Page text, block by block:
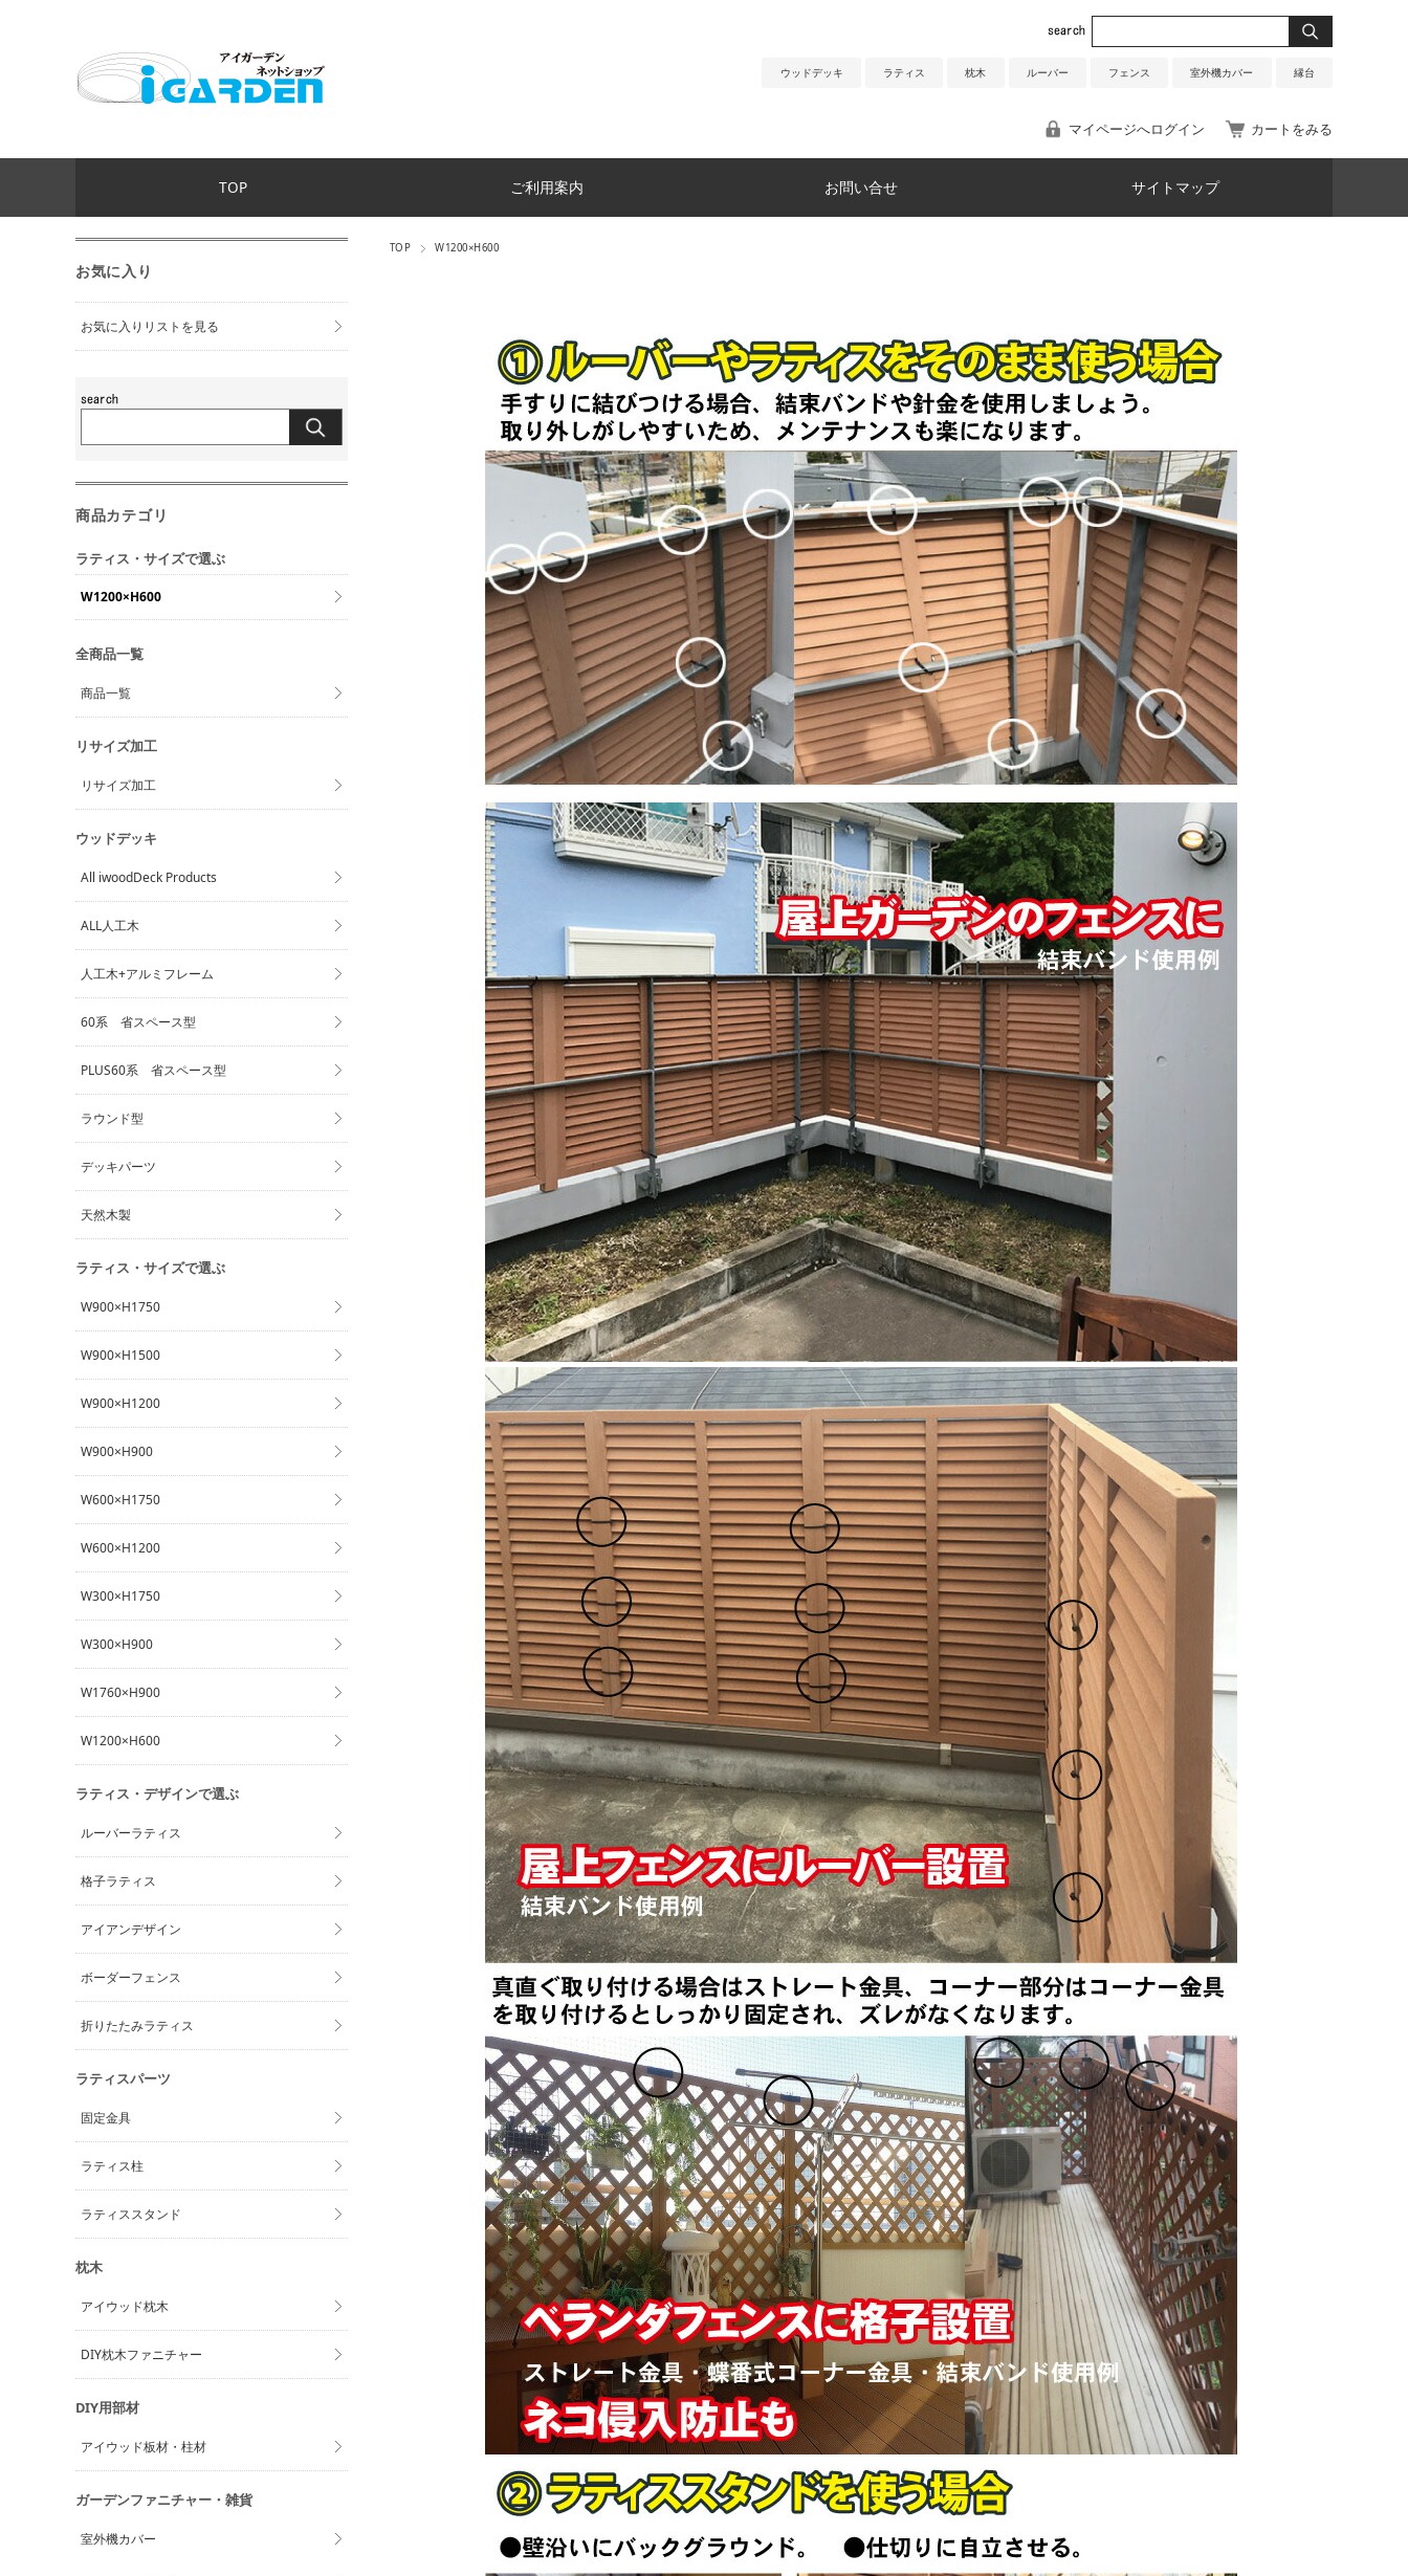
ウッドデッキ ラティス 枕木 ルーバー フェンス 室外機カバー 縁台
マイページへログイン カートをみる
TOP ご利用案内 お問い合せ サイトマップ
TOP W1200×H600
お気に入り
お気に入りリストを見る
商品カテゴリ
ラティス・サイズで選ぶ
W1200×H600
全商品一覧
商品一覧
リサイズ加工
リサイズ加工
ウッドデッキ
All iwoodDeck Products
ALL人工木
人工木+アルミフレーム
60系 省スペース型
PLUS60系 省スペース型
ラウンド型
デッキパーツ
天然木製
ラティス・サイズで選ぶ
W900×H1750
W900×H1500
W900×H1200
W900×H900
W600×H1750
W600×H1200
W300×H1750
W300×H900
W1760×H900
W1200×H600
ラティス・デザインで選ぶ
ルーバーラティス
格子ラティス
アイアンデザイン
ボーダーフェンス
折りたたみラティス
ラティスパーツ
固定金具
ラティス柱
ラティススタンド
枕木
アイウッド枕木
DIY枕木ファニチャー
DIY用部材
アイウッド板材・柱材
ガーデンファニチャー・雑貨
室外機カバー